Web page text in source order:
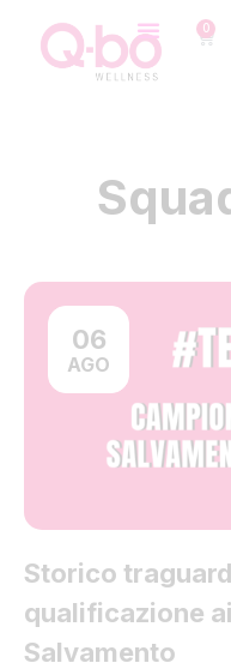
0
06
AGO
Storico
qualificazione
Salvamento